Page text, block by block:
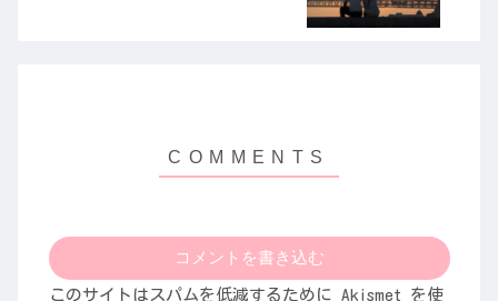
コメントを書き込む
このサイトはスパムを低減するために Akismet を使